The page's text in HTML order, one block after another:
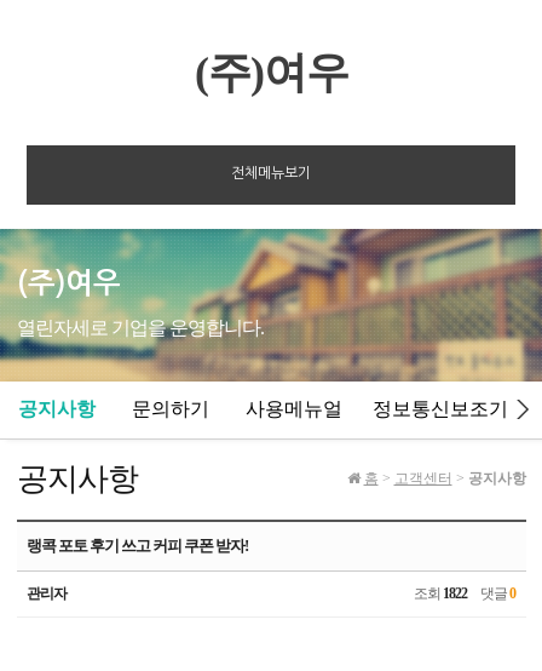
(주)여우
전체메뉴보기
(주)여우
열린자세로 기업을 운영합니다.
공지사항 문의하기 사용메뉴얼 정보통신보조기기
공지사항 홈 > 고객센터 > 공지사항
랭콕 포토 후기 쓰고 커피 쿠폰 받자!
관리자 조회 1822댓글0